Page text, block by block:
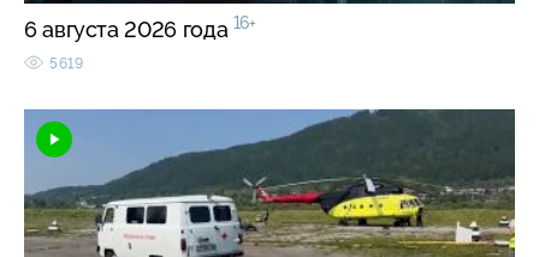
6 августа 2026 года 16+
5619